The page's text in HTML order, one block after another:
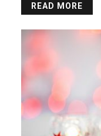
READ MORE